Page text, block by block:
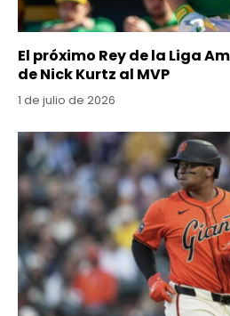
El próximo Rey de la Liga
de Nick Kurtz al MVP
1 de julio de 2026